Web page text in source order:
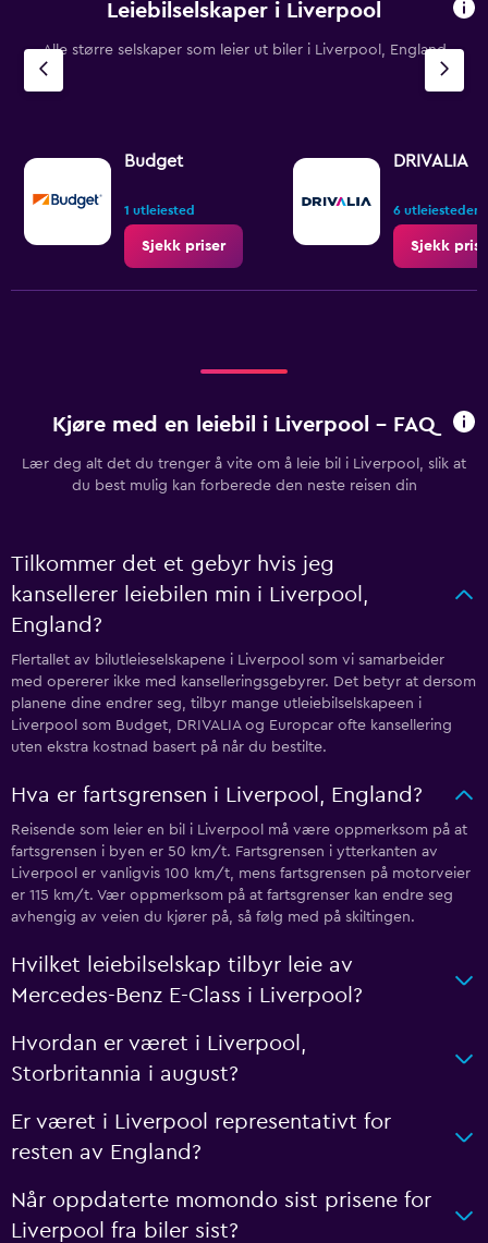
Leiebilselskaper i Liverpool
Alle større selskaper som leier ut biler i Liverpool, England
Budget
1 utleiested
Sjekk priser
DRIVALIA
6 utleiesteder
Sjekk
Kjøre med en leiebil i Liverpool - FAQ
Lær deg alt det du trenger å vite om å leie bil i Liverpool, slik at
du best mulig kan forberede den neste reisen din
Tilkommer det et gebyr hvis jeg
kansellerer leiebilen min i Liverpool,
England?
Flertallet av bilutleieselskapene i Liverpool som vi samarbeider
med opererer ikke med kanselleringsgebyrer. Det betyr at dersom
planene dine endrer seg, tilbyr mange utleiebilselskapeen i
Liverpool som Budget, DRIVALIA og Europcar ofte kansellering
uten ekstra kostnad basert på når du bestilte.
Hva er fartsgrensen i Liverpool, England?
Reisende som leier en bil i Liverpool må være oppmerksom på at
fartsgrensen i byen er 50 km/t. Fartsgrensen i ytterkanten av
Liverpool er vanligvis 100 km/t, mens fartsgrensen på motorveier
er 115 km/t. Vær oppmerksom på at fartsgrenser kan endre seg
avhengig av veien du kjører på, så følg med på skiltingen.
Hvilket leiebilselskap tilbyr leie av
Mercedes-Benz E-Class i Liverpool?
Hvordan er været i Liverpool,
Storbritannia i august?
Er været i Liverpool representativt for
resten av England?
Når oppdaterte momondo sist prisene for
Liverpool fra biler sist?